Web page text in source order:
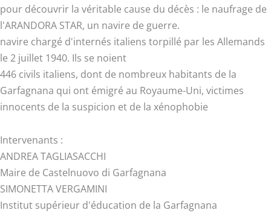
pour découvrir la véritable cause du décès : le naufrage de
l'ARANDORA STAR, un navire de guerre.
navire chargé d'internés italiens torpillé par les Allemands
le 2 juillet 1940. Ils se noient
446 civils italiens, dont de nombreux habitants de la
Garfagnana qui ont émigré au Royaume-Uni, victimes
innocents de la suspicion et de la xénophobie
Intervenants :
ANDREA TAGLIASACCHI
Maire de Castelnuovo di Garfagnana
SIMONETTA VERGAMINI
Institut supérieur d'éducation de la Garfagnana